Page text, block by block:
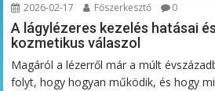
2026-02-17 Főszerkesztő 0
A lágylézeres kezelés hatásai
kozmetikus válaszol
Magáról a lézerről már a múlt
folyt, hogy hogyan működik, és hogy